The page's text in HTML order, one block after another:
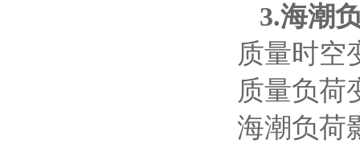
3.海潮
质量时空
质量负荷
海潮负荷